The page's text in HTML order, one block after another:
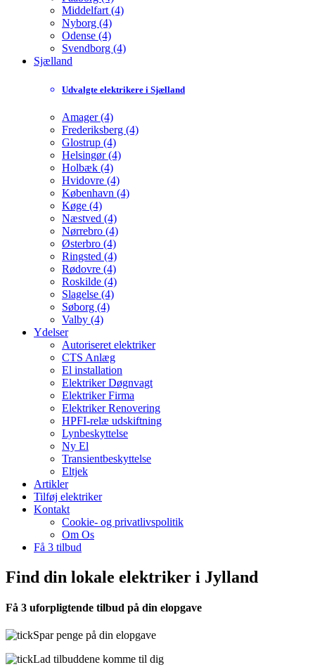
Middelfart (4)
Nyborg (4)
Odense (4)
Svendborg (4)
Sjælland
Udvalgte elektrikere i Sjælland
Amager (4)
Frederiksberg (4)
Glostrup (4)
Helsingør (4)
Holbæk (4)
Hvidovre (4)
København (4)
Køge (4)
Næstved (4)
Nørrebro (4)
Østerbro (4)
Ringsted (4)
Rødovre (4)
Roskilde (4)
Slagelse (4)
Søborg (4)
Valby (4)
Ydelser
Autoriseret elektriker
CTS Anlæg
El installation
Elektriker Døgnvagt
Elektriker Firma
Elektriker Renovering
HPFI-relæ udskiftning
Lynbeskyttelse
Ny El
Transientbeskyttelse
Eltjek
Artikler
Tilføj elektriker
Kontakt
Cookie- og privatlivspolitik
Om Os
Få 3 tilbud
Find din lokale elektriker i Jylland
Få 3 uforpligtende tilbud på din elopgave
Spar penge på din elopgave
Lad tilbuddene komme til dig